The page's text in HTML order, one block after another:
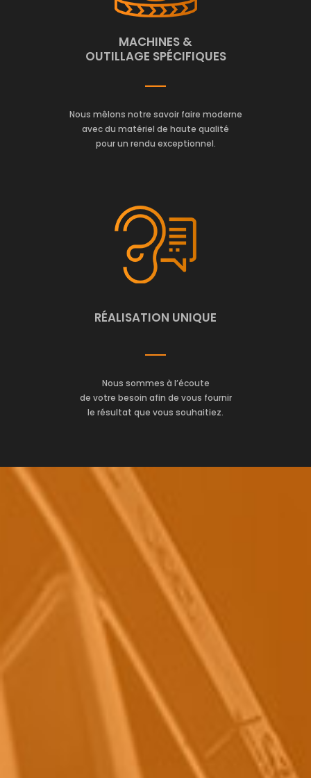
MACHINES &
OUTILLAGE SPÉCIFIQUES
Nous mêlons notre savoir faire moderne
avec du matériel de haute qualité
pour un rendu exceptionnel.
RÉALISATION UNIQUE
Nous sommes à l’écoute
de votre besoin afin de vous fournir
le résultat que vous souhaitiez.